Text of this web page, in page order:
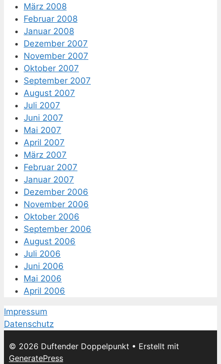
März 2008
Februar 2008
Januar 2008
Dezember 2007
November 2007
Oktober 2007
September 2007
August 2007
Juli 2007
Juni 2007
Mai 2007
April 2007
März 2007
Februar 2007
Januar 2007
Dezember 2006
November 2006
Oktober 2006
September 2006
August 2006
Juli 2006
Juni 2006
Mai 2006
April 2006
Impressum
Datenschutz
© 2026 Duftender Doppelpunkt • Erstellt mit
GeneratePress